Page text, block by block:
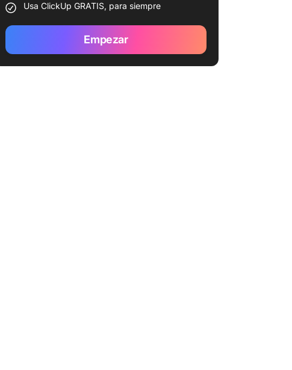
Usa ClickUp GRATIS, para siempre
Empezar